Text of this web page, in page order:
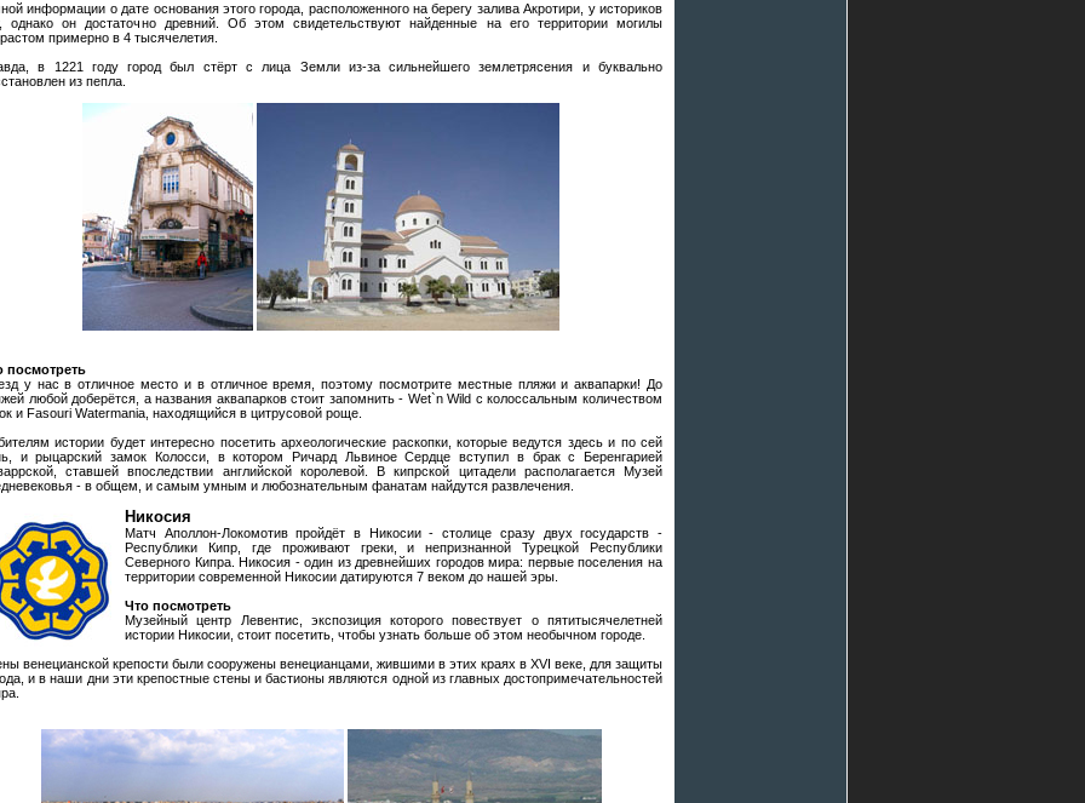
информации о дате основания этого города, расположенного на берегу залива Акротири, у историков
однако он достаточно древний. Об этом свидетельствуют найденные на его территории могилы
примерно в 4 тысячелетия.
в 1221 году город был стёрт с лица Земли из-за сильнейшего землетрясения и буквально
из пепла.
посмотреть
у нас в отличное место и в отличное время, поэтому посмотрите местные пляжи и аквапарки! До
любой доберётся, а названия аквапарков стоит запомнить - Wet`n Wild с колоссальным количеством
и Fasouri Watermania, находящийся в цитрусовой роще.
истории будет интересно посетить археологические раскопки, которые ведутся здесь и по сей
и рыцарский замок Колосси, в котором Ричард Львиное Сердце вступил в брак с Беренгарией
ставшей впоследствии английской королевой. В кипрской цитадели располагается Музей
- в общем, и самым умным и любознательным фанатам найдутся развлечения.
Никосия
Матч Аполлон-Локомотив пройдёт в Никосии - столице сразу двух государств -
Республики Кипр, где проживают греки, и непризнанной Турецкой Республики
Северного Кипра. Никосия - один из древнейших городов мира: первые поселения на
территории современной Никосии датируются 7 веком до нашей эры.
Что посмотреть
Музейный центр Левентис, экспозиция которого повествует о пятитысячелетней
истории Никосии, стоит посетить, чтобы узнать больше об этом необычном городе.
венецианской крепости были сооружены венецианцами, жившими в этих краях в XVI веке, для защиты
и в наши дни эти крепостные стены и бастионы являются одной из главных достопримечательностей